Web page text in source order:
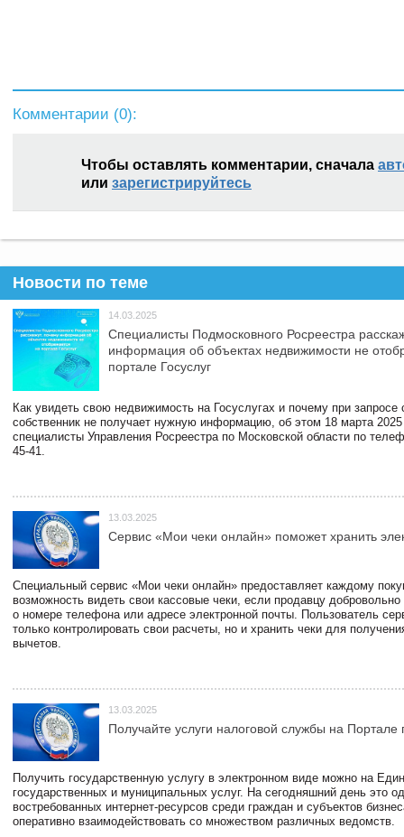
Комментарии (0):
Чтобы оставлять комментарии, сначала
или зарегистрируйтесь
Новости по теме
14.03.2025
Специалисты Подмосковного Росреестра
информация об объектах недвижимости не
портале Госуслуг
Как увидеть свою недвижимость на Госуслугах и почему при запросе
собственник не получает нужную информацию, об этом 18 марта 2025
специалисты Управления Росреестра по Московской области по
45-41.
13.03.2025
Сервис «Мои чеки онлайн» поможет хранить
Специальный сервис «Мои чеки онлайн» предоставляет каждому
возможность видеть свои кассовые чеки, если продавцу
о номере телефона или адресе электронной почты. Пользователь
только контролировать свои расчеты, но и хранить чеки для
вычетов.
13.03.2025
Получайте услуги налоговой службы на Портале
Получить государственную услугу в электронном виде можно на
государственных и муниципальных услуг. На сегодняшний день это
востребованных интернет-ресурсов среди граждан и субъектов
оперативно взаимодействовать со множеством различных ведомств.